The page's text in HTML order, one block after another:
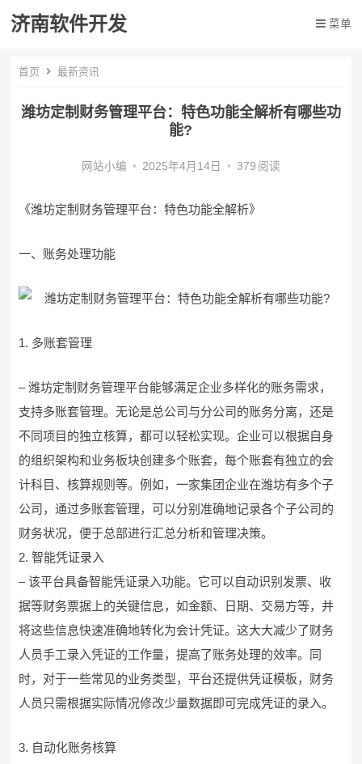
济南软件开发 菜单
首页 最新资讯
潍坊定制财务管理平台：特色功能全解析有哪些功
能?
网站小编 • 2025年4月14日 • 379 阅读
《潍坊定制财务管理平台：特色功能全解析》
一、账务处理功能
1. 多账套管理
– 潍坊定制财务管理平台能够满足企业多样化的账务需求，
支持多账套管理。无论是总公司与分公司的账务分离，还是
不同项目的独立核算，都可以轻松实现。企业可以根据自身
的组织架构和业务板块创建多个账套，每个账套有独立的会
计科目、核算规则等。例如，一家集团企业在潍坊有多个子
公司，通过多账套管理，可以分别准确地记录各个子公司的
财务状况，便于总部进行汇总分析和管理决策。
2. 智能凭证录入
– 该平台具备智能凭证录入功能。它可以自动识别发票、收
据等财务票据上的关键信息，如金额、日期、交易方等，并
将这些信息快速准确地转化为会计凭证。这大大减少了财务
人员手工录入凭证的工作量，提高了账务处理的效率。同
时，对于一些常见的业务类型，平台还提供凭证模板，财务
人员只需根据实际情况修改少量数据即可完成凭证的录入。
3. 自动化账务核算